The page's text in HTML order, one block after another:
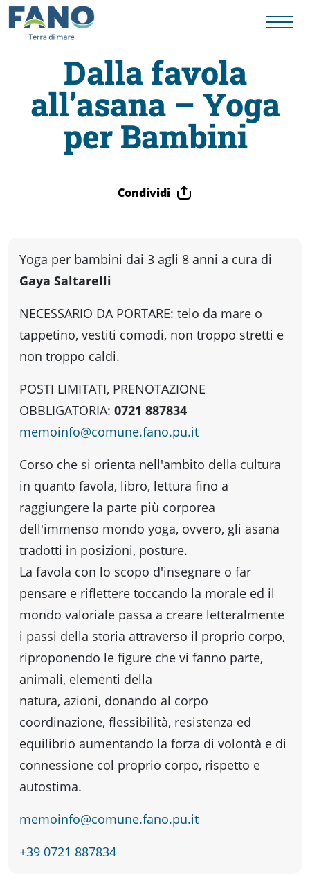
Fano
Visit
da
fare
Percorsi
storici
Enogastronomia
Informazioni
Guide
Fano
Accessibili
Dalla favola
all’asana – Yoga
per Bambini
Condividi
Yoga per bambini dai 3 agli 8 anni a cura di
Gaya Saltarelli
NECESSARIO DA PORTARE: telo da mare o
tappetino, vestiti comodi, non troppo stretti e
non troppo caldi.
POSTI LIMITATI, PRENOTAZIONE
OBBLIGATORIA: 0721 887834
memoinfo@comune.fano.pu.it
Corso che si orienta nell'ambito della cultura
in quanto favola, libro, lettura fino a
raggiungere la parte più corporea
dell'immenso mondo yoga, ovvero, gli asana
tradotti in posizioni, posture.
La favola con lo scopo d'insegnare o far
pensare e riflettere toccando la morale ed il
mondo valoriale passa a creare letteralmente
i passi della storia attraverso il proprio corpo,
riproponendo le figure che vi fanno parte,
animali, elementi della
natura, azioni, donando al corpo
coordinazione, flessibilità, resistenza ed
equilibrio aumentando la forza di volontà e di
connessione col proprio corpo, rispetto e
autostima.
memoinfo@comune.fano.pu.it
+39 0721 887834